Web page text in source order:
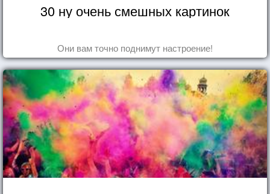
30 ну очень смешных картинок
Они вам точно поднимут настроение!